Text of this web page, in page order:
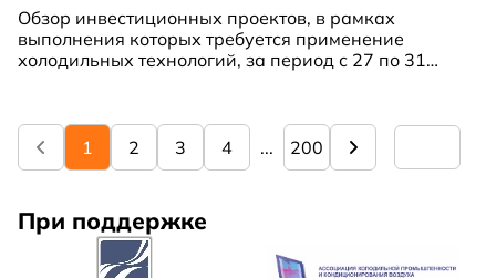
Обзор инвестиционных проектов, в рамках
выполнения которых требуется применение
холодильных технологий, за период с 27 по 31
1 2 3 4 ... 200
При поддержке